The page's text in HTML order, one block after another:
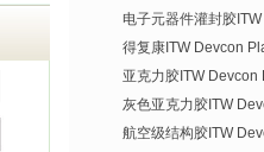
电子元器件灌封胶
得复康ITW Devcon
亚克力胶ITW Devcon
灰色亚克力胶ITW
航空级结构胶ITW